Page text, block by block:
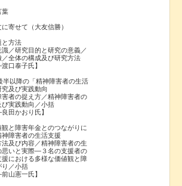
葉
寄せて（大友信勝）
方法
／研究目的と研究の意義／
全体の構成及び研究方法
口泰子氏】
以降の「精神障害者の生活
び実践動向
者の捉え方／精神障害者の
実践動向／小括
田かおり氏】
と障害年金とのつながりに
害者の生活支援
及び内容／精神障害者の生
いと実際―３名の支援者の
における多様な価値観と障
／小括
山憲一氏】